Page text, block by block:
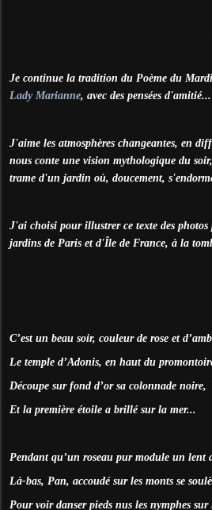
Je continue la tradition du Poème du
Lady Marianne, avec des pensées d'amitié...
J'aime les atmosphères changeantes, en
nous conte une vision mythologique du
trame d'un jardin où, doucement,
J'ai choisi pour illustrer ce texte des photos
jardins de Paris et d'Île de France, à la
C’est un beau soir, couleur de rose et
Le temple d’Adonis, en haut du
Découpe sur fond d’or sa colonnade noire,
Et la première étoile a brillé sur la mer...
Pendant qu’un roseau pur module un lent
Là-bas, Pan, accoudé sur les monts se
Pour voir danser pieds nus les nymphes sur